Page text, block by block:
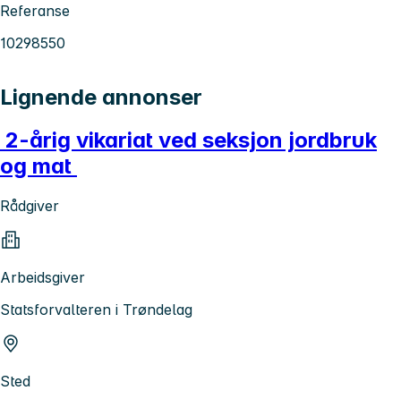
Referanse
10298550
Lignende annonser
2-årig vikariat ved seksjon jordbruk
og mat
Rådgiver
Arbeidsgiver
Statsforvalteren i Trøndelag
Sted